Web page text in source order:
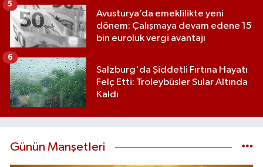
Avusturya’da emeklilikte yeni
dönem: Çalışmaya devam edene 15
bin euroluk vergi avantajı
5
Salzburg'da Şiddetli Fırtına Hayatı
Felç Etti: Troleybüsler Sular Altında
Kaldı
6
Günün Manşetleri